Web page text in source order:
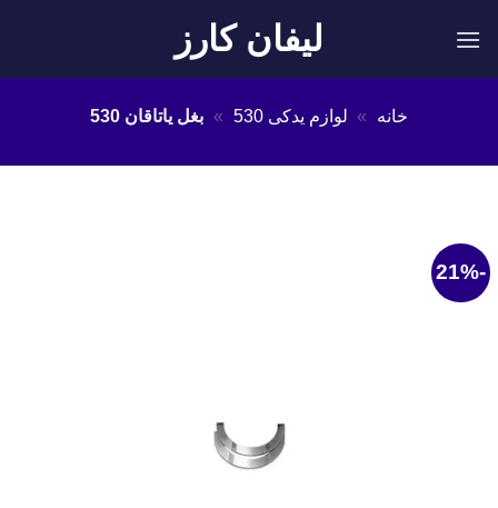
لیفان کارز
خانه » لوازم یدکی 530 » بغل یاتاقان 530
-21%